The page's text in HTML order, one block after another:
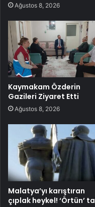
Ağustos 8, 2026
Kaymakam Özderin
Gazileri Ziyaret Etti
Ağustos 8, 2026
Malatya’yı karıştıran
çıplak heykel! ‘Örtün’